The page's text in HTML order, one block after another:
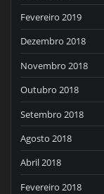
Fevereiro 2019
Dezembro 2018
Novembro 2018
Outubro 2018
Setembro 2018
Agosto 2018
Abril 2018
Fevereiro 2018